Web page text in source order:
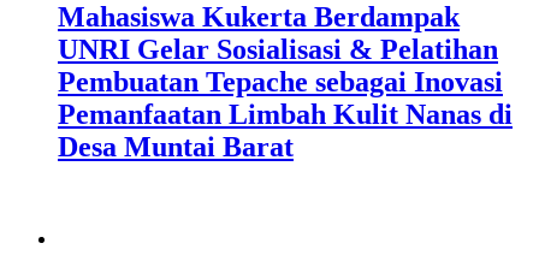
Mahasiswa Kukerta Berdampak
UNRI Gelar Sosialisasi & Pelatihan
Pembuatan Tepache sebagai Inovasi
Pemanfaatan Limbah Kulit Nanas di
Desa Muntai Barat